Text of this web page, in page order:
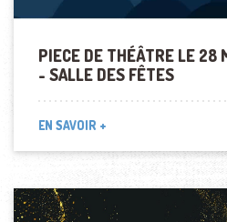
PIECE DE THÉÂTRE LE 28
- SALLE DES FÊTES
EN SAVOIR +